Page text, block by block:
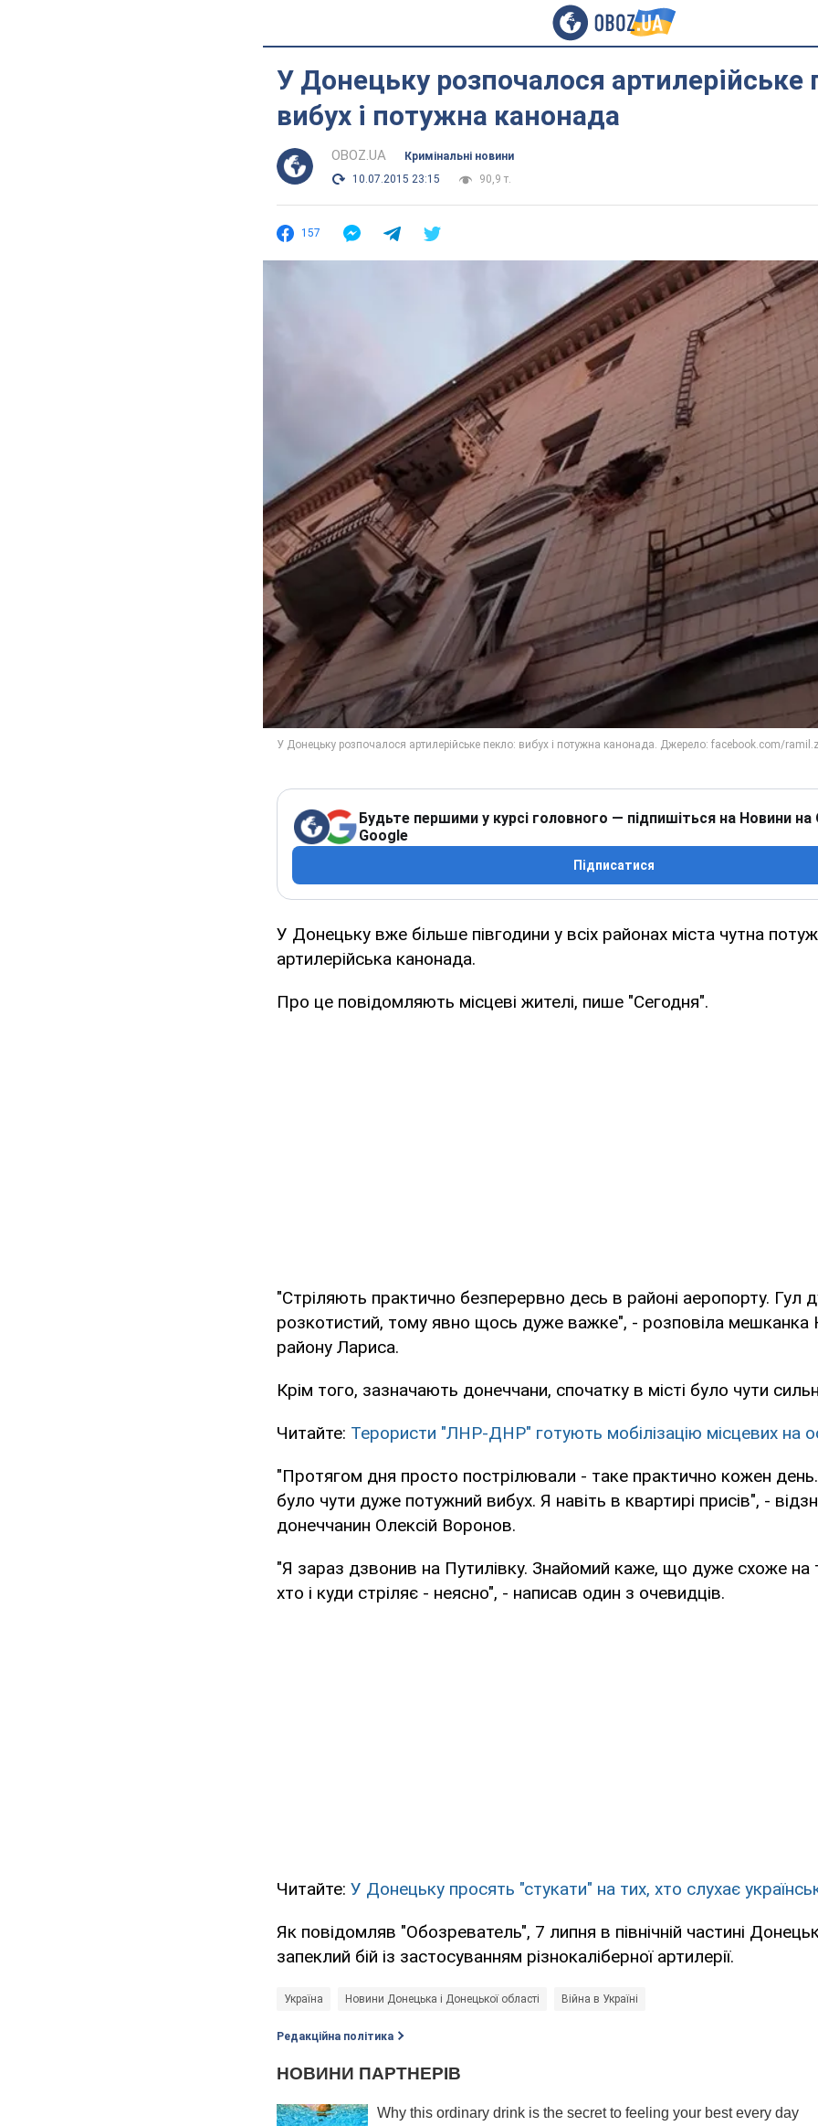
У Донецьку розпочалося артилерійське
вибух і потужна канонада
OBOZ.UA
Кримінальні новини
10.07.2015 23:15
90,9 т.
157
Будьте першими у курсі головного — підпишіться на Новини на
Google
Підписатися
У Донецьку вже більше півгодини у всіх районах міста чутна
артилерійська канонада.
Про це повідомляють місцеві жителі, пише "Сегодня".
"Стріляють практично безперервно десь в районі аеропорту. Гул
розкотистий, тому явно щось дуже важке", - розповіла мешканка
району Лариса.
Крім того, зазначають донеччани, спочатку в місті було чути
Читайте: Терористи "ЛНР-ДНР" готують мобілізацію місцевих на
"Протягом дня просто пострілювали - таке практично кожен
було чути дуже потужний вибух. Я навіть в квартирі присів", -
донеччанин Олексій Воронов.
"Я зараз дзвонив на Путилівку. Знайомий каже, що дуже схоже на
хто і куди стріляє - неясно", - написав один з очевидців.
Читайте: У Донецьку просять "стукати" на тих, хто слухає
Як повідомляв "Обозреватель", 7 липня в північній частині
запеклий бій із застосуванням різнокаліберної артилерії.
Україна Новини Донецька і Донецької області Війна в Україні
Редакційна політика